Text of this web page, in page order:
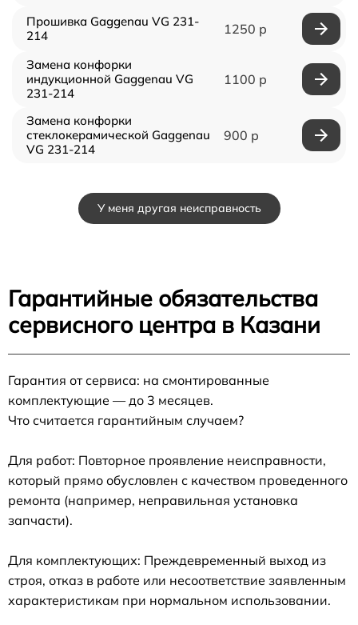
Прошивка Gaggenau VG 231-
214
1250 р
Замена конфорки
индукционной Gaggenau VG
231-214
1100 р
Замена конфорки
стеклокерамической Gaggenau
VG 231-214
900 р
У меня другая неисправность
Гарантийные обязательства
сервисного центра в Казани
Гарантия от сервиса: на смонтированные
комплектующие — до 3 месяцев.
Что считается гарантийным случаем?
Для работ: Повторное проявление неисправности,
который прямо обусловлен с качеством проведенного
ремонта (например, неправильная установка
запчасти).
Для комплектующих: Преждевременный выход из
строя, отказ в работе или несоответствие заявленным
характеристикам при нормальном использовании.